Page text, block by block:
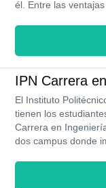
él. Entre las
$230 MXN por
es el más completo
universitario.
para formar
esta profesión. Su
la modalidad
IPN Carrera
El Instituto
tienen los
Carrera en
dos campus donde
$30,000 MXN;